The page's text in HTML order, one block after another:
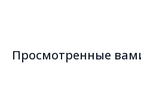
Просмотренные